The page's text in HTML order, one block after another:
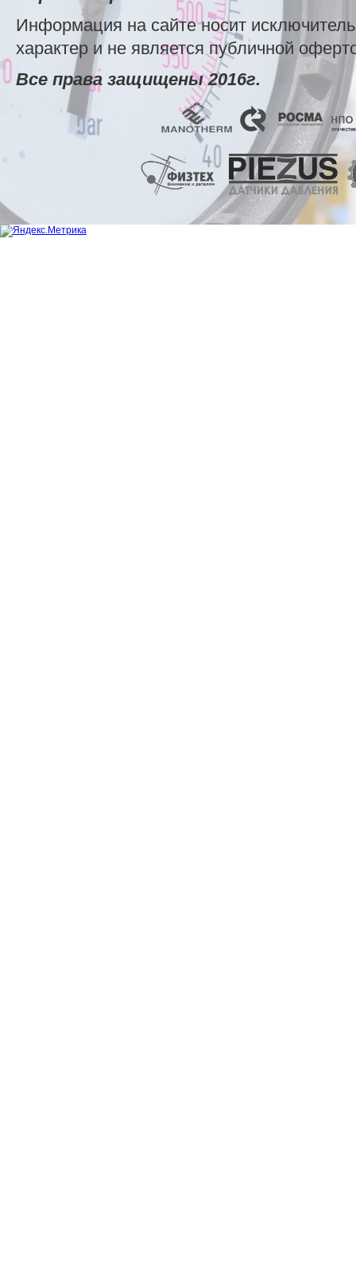
Информация на сайте носит
характер и не является публичной
Все права защищены 2016г.